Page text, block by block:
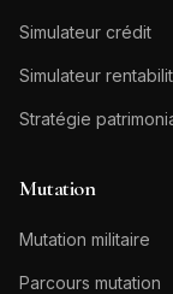
Simulateur crédit
Simulateur
Stratégie
Mutation
Mutation militaire
Parcours mutation